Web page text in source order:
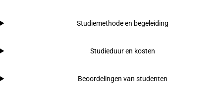
Studiemethode en begeleiding
Studieduur en kosten
Beoordelingen van studenten